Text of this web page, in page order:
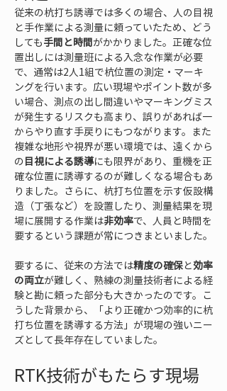
従来の杭打ち誘導では多くの場合、人の目視
と手作業による測量に頼っていたため、どう
しても手間と時間がかかりました。正確な位
置出しには測量班による入念な作業が必要
で、通常は2人1組で杭位置の測定・マーキ
ングを行います。広い現場やポイント数が多
い場合、測点の出し間違いやマーキングミス
が発生するリスクも高まり、誤りがあれば一
からやり直す手戻りにもつながります。また
複雑な地形や視界が悪い環境では、遠くから
の 目視による誘導にも限界があり、重機を正
確な位置に誘導するのが難しくなる場合もあ
りました。さらに、杭打ち位置を示す仮設構
造（丁張など）を設置したり、測量結果を現
場に展開する作業は非効率で、人員と時間を
要するという課題が常につきまといました。
要するに、従来の方法では精度の確保と効率
の両立が難しく、熟練の測量技術者による経
験と勘に頼った部分も大きかったのです。こ
うした背景から、「より正確かつ効率的に杭
打ち位置を誘導する方法」が現場の強いニー
ズとして長年存在していました。
RTK技術がもたらす現場